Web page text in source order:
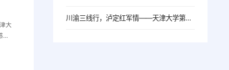
大
到
川渝三线行，泸定红军情——天津大学第十六期优秀青年教师暑期实践营赴重庆、四川开展红色学习和校企交流实践活动